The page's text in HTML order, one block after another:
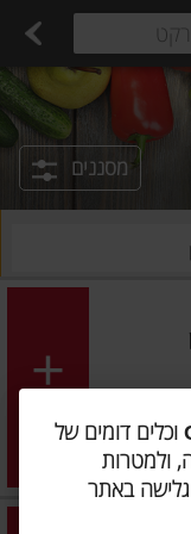
מסננים
וכלים דומים של
ולמטרות
באתר